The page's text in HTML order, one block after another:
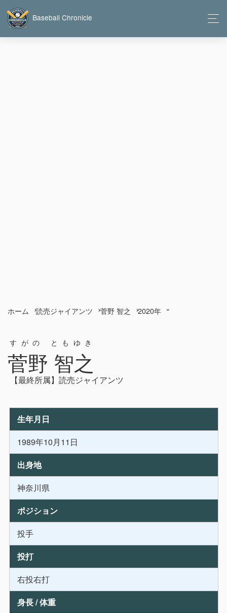
Baseball Chronicle
ホーム 読売ジャイアンツ 菅野 智之 2020年
菅野 智之
すがの ともゆき
【最終所属】読売ジャイアンツ
生年月日
1989年10月11日
出身地
神奈川県
ポジション
投手
投打
右投右打
身長 / 体重